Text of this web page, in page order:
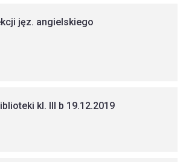
jęz. angielskiego
kl. III b 19.12.2019